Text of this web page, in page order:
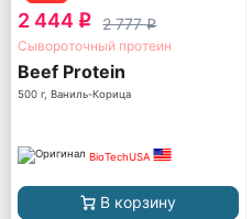
2 444 q 2 777q
Сывороточный протеин
Beef Protein
500 г, Ваниль-Корица
BioTechUSA
В корзину